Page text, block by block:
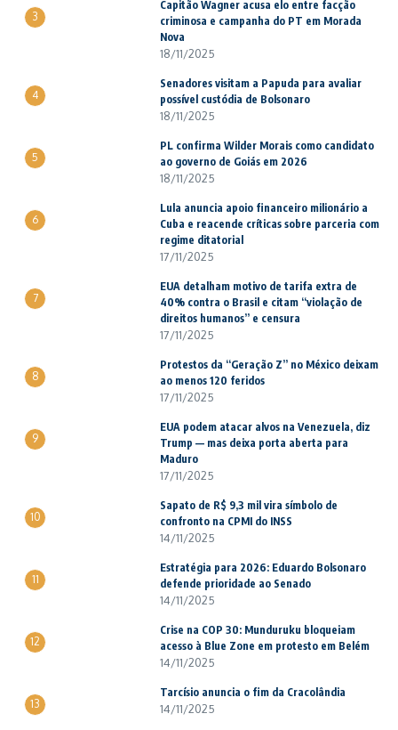
3
Capitão Wagner acusa elo entre facção
criminosa e campanha do PT em Morada
Nova
18/11/2025
4
Senadores visitam a Papuda para avaliar
possível custódia de Bolsonaro
18/11/2025
5
PL confirma Wilder Morais como candidato
ao governo de Goiás em 2026
18/11/2025
6
Lula anuncia apoio financeiro milionário a
Cuba e reacende críticas sobre parceria com
regime ditatorial
17/11/2025
7
EUA detalham motivo de tarifa extra de
40% contra o Brasil e citam “violação de
direitos humanos” e censura
17/11/2025
8
Protestos da “Geração Z” no México deixam
ao menos 120 feridos
17/11/2025
9
EUA podem atacar alvos na Venezuela, diz
Trump — mas deixa porta aberta para
Maduro
17/11/2025
10
Sapato de R$ 9,3 mil vira símbolo de
confronto na CPMI do INSS
14/11/2025
11
Estratégia para 2026: Eduardo Bolsonaro
defende prioridade ao Senado
14/11/2025
12
Crise na COP 30: Munduruku bloqueiam
acesso à Blue Zone em protesto em Belém
14/11/2025
13
Tarcísio anuncia o fim da Cracolândia
14/11/2025